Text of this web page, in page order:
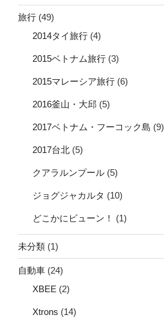
旅行 (49)
2014タイ旅行 (4)
2015ベトナム旅行 (3)
2015マレーシア旅行 (6)
2016釜山・大邱 (5)
2017ベトナム・フーコック島 (9)
2017台北 (5)
クアラルンプール (5)
ジョグジャカルタ (10)
どこかにビューン！ (1)
未分類 (1)
自動車 (24)
XBEE (2)
Xtrons (14)